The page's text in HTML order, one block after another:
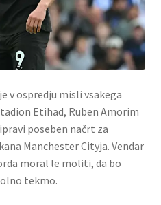
v ospredju misli vsakega
Etihad, Ruben Amorim
poseben načrt za
Manchester Cityja. Vendar
moral le moliti, da bo
tekmo.